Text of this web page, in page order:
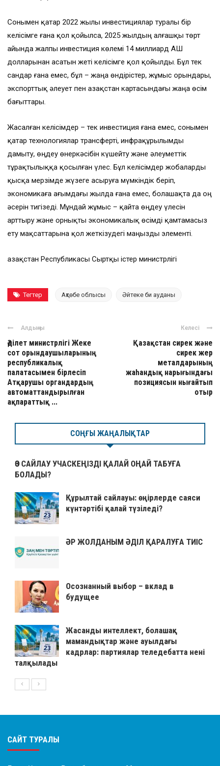
Сонымен қатар 2022 жылы инвестициялар туралы бір
келісімге ғана қол қойылса, 2025 жылдың алғашқы төрт
айында жалпы инвестиция көлемі 14 миллиард АҚШ
долларынан асатын жеті келісімге қол қойылды. Бұл тек
сандар ғана емес, бұл – жаңа өндірістер, жұмыс орындары,
экспорттық әлеует пен Қазақстан картасындағы жаңа өсім
бағыттары.
Жасалған келісімдер – тек инвестиция ғана емес, сонымен
қатар технологиялар трансферті, инфрақұрылымды
дамыту, өңдеу өнеркәсібін күшейту және әлеуметтік
тұрақтылыққа қосылған үлес. Бұл келісімдер жобаларды
қысқа мерзімде жүзеге асыруға мүмкіндік беріп,
экономикаға ағымдағы жылда ғана емес, болашақта да оң
әсерін тигізеді. Мұндай жұмыс – қайта өңдеу үлесін
арттыру және орнықты экономикалық өсімді қамтамасыз
ету мақсаттарына қол жеткізудегі маңызды элементі.
Қазақстан Республикасы Сыртқы істер министрлігі
Тегтер Ақтөбе облысы Әйтеке би ауданы
Алдыңғы
Әділет министрлігі Жеке
сот орындаушыларының
республикалық
палатасымен бірлесіп
Атқарушы органдардың
автоматтандырылған
ақпараттық ...
Келесі
Қазақстан сирек және
сирек жер
металдарының
жаһандық нарығындағы
позициясын нығайтып
отыр
СОҢҒЫ ЖАҢАЛЫҚТАР
ӨЗ САЙЛАУ УЧАСКЕҢІЗДІ ҚАЛАЙ ОҢАЙ ТАБУҒА
БОЛАДЫ?
Құрылтай сайлауы: өңірлерде саяси
күнтәртібі қалай түзіледі?
ӘР ЖОЛДАНЫМ ӘДІЛ ҚАРАЛУҒА ТИІС
Осознанный выбор – вклад в
будущее
Жасанды интеллект, болашақ
мамандықтар және ауылдағы
кадрлар: партиялар теледебатта нені
талқылады
САЙТ ТУРАЛЫ